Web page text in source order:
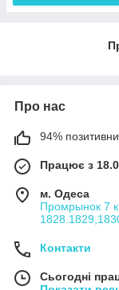
Про нас
94%
Працює з
м. Одеса
Промрынок 7
Контакти
Сьогодні